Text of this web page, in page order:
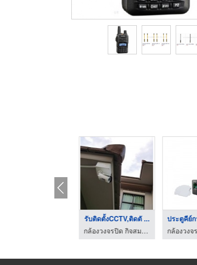
รับติดตั้งCCTV,ติดตั ...
กล้องวงจรปิด กิจสมบูรณ์เซลล์ แอนด์ เซอร์วิส